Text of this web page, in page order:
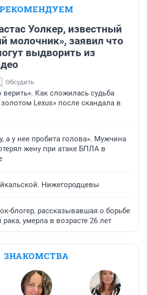
РЕКОМЕНДУЕМ
Уолкер, известный
молочник», заявил что
выдворить из
Обсудить
верить». Как сложилась судьба
Lexus» после скандала в
а у нее пробита голова». Мужчина
жену при атаке БПЛА в
Нижегородцевы
блогер, рассказывавшая о борьбе
умерла в возрасте 26 лет
ЗНАКОМСТВА